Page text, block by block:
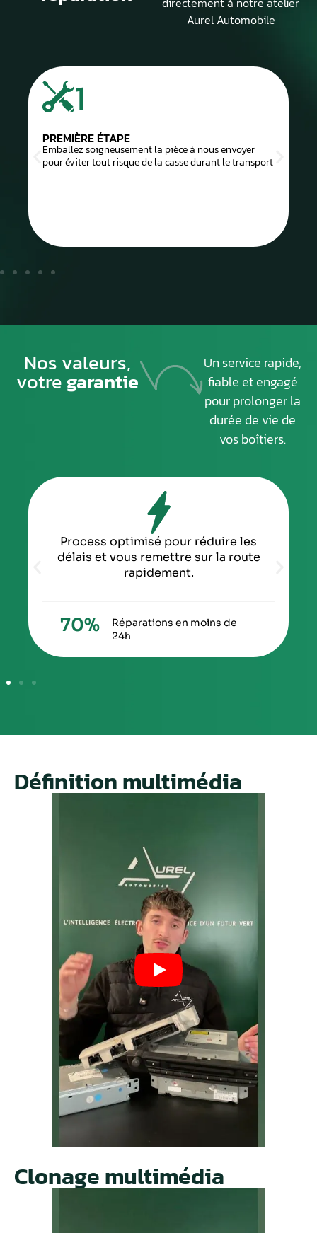
Aurel Automobile
1
PREMIÈRE ÉTAPE
Emballez soigneusement la pièce à nous envoyer
pour éviter tout risque de la casse durant le transport
Nos valeurs,
votregarantie
Un service rapide,
fiable et engagé
pour prolonger la
durée de vie de
vos boîtiers.
Process optimisé pour réduire les
délais et vous remettre sur la route
rapidement.
Réparations en moins de
24h
70%
Définition multimédia
Clonage multimédia